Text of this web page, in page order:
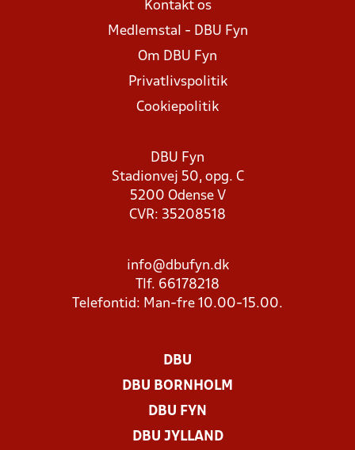
Kontakt os
Medlemstal - DBU Fyn
Om DBU Fyn
Privatlivspolitik
Cookiepolitik
DBU Fyn
Stadionvej 50, opg. C
5200 Odense V
CVR: 35208518
info@dbufyn.dk
Tlf. 66178218
Telefontid: Man-fre 10.00-15.00.
DBU
DBU BORNHOLM
DBU FYN
DBU JYLLAND